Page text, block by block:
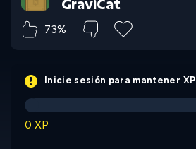
73%
Inicie sesión para mantener XP
0 XP